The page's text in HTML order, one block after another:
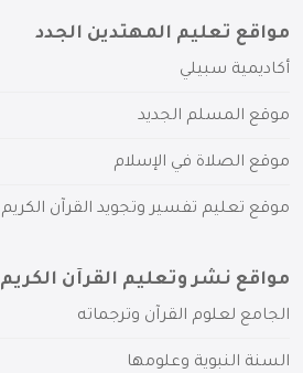
مواقع تعليم المهتدين الجدد
أكاديمية سبيلي
موقع المسلم الجديد
موقع الصلاة في الإسلام
موقع تعليم تفسير وتجويد القرآن الكريم
مواقع نشر وتعليم القرآن الكريم
الجامع لعلوم القرآن وترجماته
السنة النبوية وعلومها